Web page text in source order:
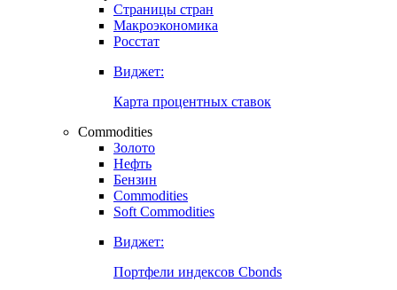
Страницы стран
Макроэкономика
Росстат
Виджет:
Карта процентных ставок
Commodities
Золото
Нефть
Бензин
Commodities
Soft Commodities
Виджет:
Портфели индексов Cbonds